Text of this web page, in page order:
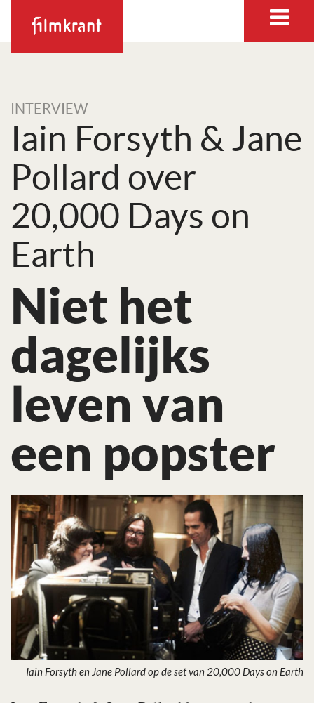
INTERVIEW
Iain Forsyth & Jane
Pollard over
20,000 Days on
Earth
Niet het
dagelijks
leven van
een popster
Iain Forsyth en Jane Pollard op de set van 20,000 Days on Earth